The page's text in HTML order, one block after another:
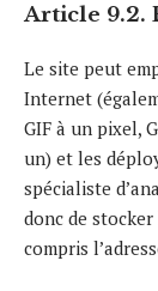
Article 9.2.
Le site peut
Internet
GIF à un pixel,
un) et les
spécialiste
donc de
compris